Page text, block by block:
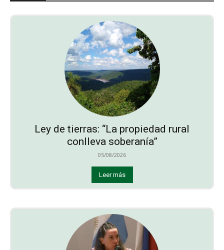
Ley de tierras: “La propiedad rural
conlleva soberanía”
05/08/2026
Leer más